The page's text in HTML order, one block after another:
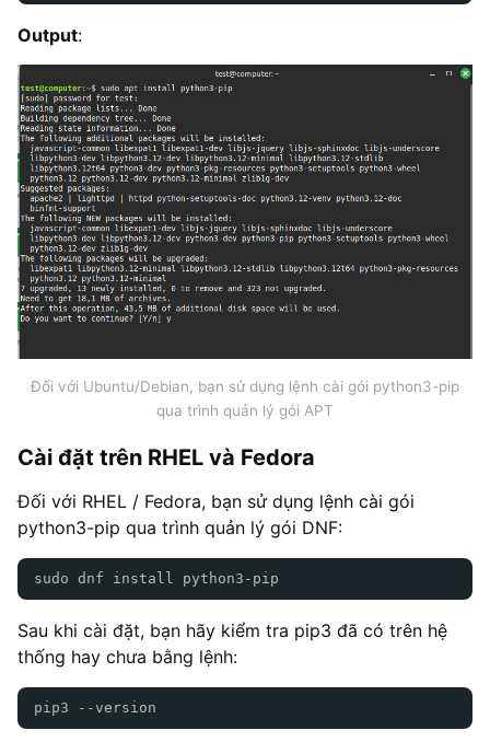
Output:
Đối với Ubuntu/Debian, bạn sử dụng lệnh cài gói python3-pip
qua trình quản lý gói APT
Cài đặt trên RHEL và Fedora
Đối với RHEL / Fedora, bạn sử dụng lệnh cài gói
python3-pip qua trình quản lý gói DNF:
sudo dnf install python3-pip
Sau khi cài đặt, bạn hãy kiểm tra pip3 đã có trên hệ
thống hay chưa bằng lệnh:
pip3 --version